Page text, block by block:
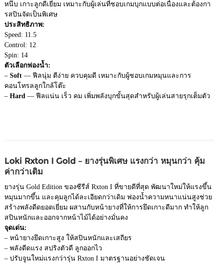
หนึบ เกาะลูกดีเยี่ยม เหมาะกับผู้เล่นที่ชอบเกมบุกแบบต่อเนื่องและต้องกา
รสปินจัดเป็นพิเศษ
ประสิทธิภาพ:
Speed: 11.5
Control: 12
Spin: 14
ตัวเลือกฟองน้ำ:
– Soft — ฟีลนุ่ม ตีง่าย ควบคุมดี เหมาะกับผู้ชอบเกมหมุนและการ
คอนโทรลลูกใกล้โต๊ะ
– Hard — ฟีลแน่น เร็ว คม เพิ่มพลังบุกขั้นสุดสำหรับผู้เล่นสายรุกเต็มตัว
Loki Rxton I Gold – ยางรุ่นพิเศษ แรงกว่า หมุนกว่า คุ้ม
ค่ากว่าเดิม
ยางรุ่น Gold Edition ของซีรีส์ Rxton I ที่ขายดีที่สุด พัฒนาใหม่ให้แรงขึ้น
หมุนมากขึ้น และคุมลูกได้ละเอียดกว่าเดิม ฟองน้ำความหนาแน่นสูงช่วย
สร้างพลังดีดยอดเยี่ยม ผสานกับหน้ายางที่ให้การยึดเกาะดีมาก ทำให้ลูก
สปินหนักและออกจากหน้าไม้ได้อย่างมั่นคง
จุดเด่น:
– หน้ายางยึดเกาะสูง ให้สปินหนักและเสถียร
– พลังดีดแรง สปริงตัวดี ลูกออกไว
– ปรับจูนใหม่แรงกว่ารุ่น Rxton I มาตรฐานอย่างชัดเจน